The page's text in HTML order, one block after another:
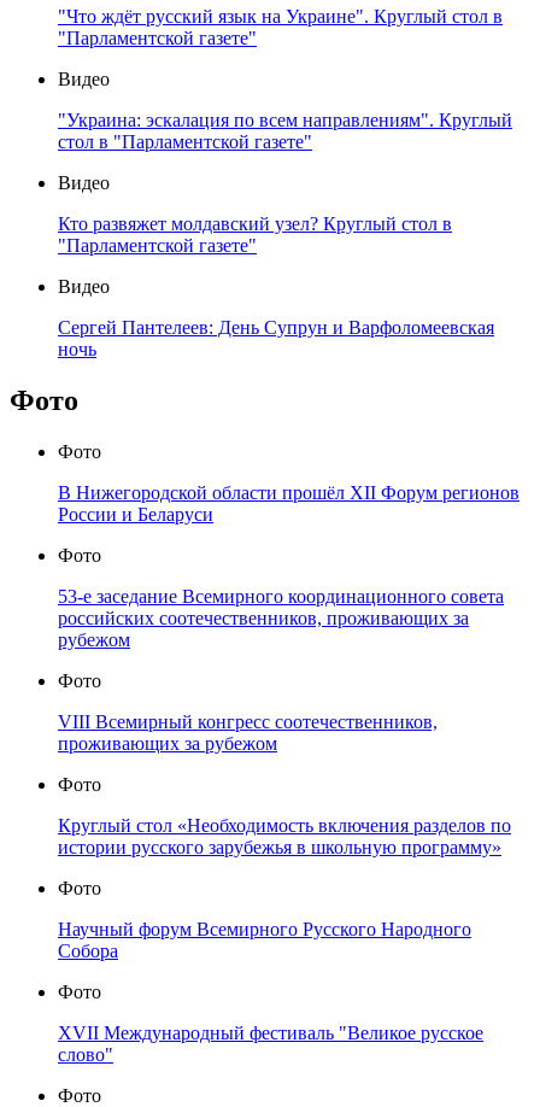
"Что ждёт русский язык на Украине". Круглый стол в
"Парламентской газете"
Видео
"Украина: эскалация по всем направлениям". Круглый
стол в "Парламентской газете"
Видео
Кто развяжет молдавский узел? Круглый стол в
"Парламентской газете"
Видео
Сергей Пантелеев: День Супрун и Варфоломеевская
ночь
Фото
Фото
В Нижегородской области прошёл XII Форум регионов
России и Беларуси
Фото
53-е заседание Всемирного координационного совета
российских соотечественников, проживающих за
рубежом
Фото
VIII Всемирный конгресс соотечественников,
проживающих за рубежом
Фото
Круглый стол «Необходимость включения разделов по
истории русского зарубежья в школьную программу»
Фото
Научный форум Всемирного Русского Народного
Собора
Фото
XVII Международный фестиваль "Великое русское
слово"
Фото